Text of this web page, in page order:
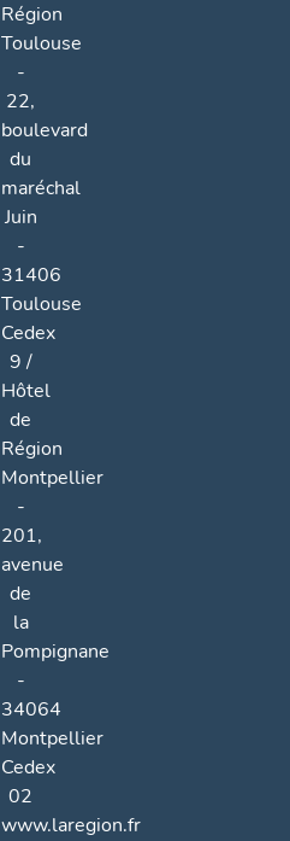
Région
Toulouse
-
22,
boulevard
du
maréchal
Juin
-
31406
Toulouse
Cedex
9 /
Hôtel
de
Région
Montpellier
-
201,
avenue
de
la
Pompignane
-
34064
Montpellier
Cedex
02
www.laregion.fr